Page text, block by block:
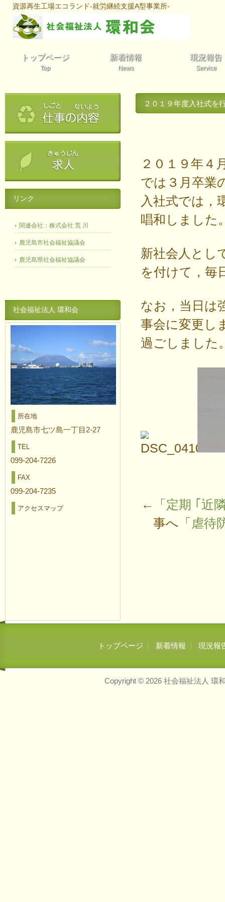
資源再生工場エコランド-就労継続支援A型事業所-
トップページ
Top
新着情報
News
現況報告
Service
２０１９年度入社式を
２０１９年４
では３月卒業
入社式では，
唱和しました
新社会人とし
を付けて，毎
なお，当日は
事会に変更し
過ごしました
←「 定期 ｢近
事へ「 虐待
リンク
関連会社：株式会社 荒 川
鹿児島市社会福祉協議会
鹿児島県社会福祉協議会
社会福祉法人 環和会
所在地
鹿児島市七ツ島一丁目2-27
TEL
099-204-7226
FAX
099-204-7235
アクセスマップ
トップページ 新着情報 現況報
Copyright © 2026 社会福祉法人 環